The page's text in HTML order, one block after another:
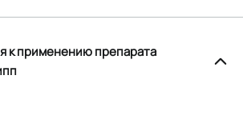
к применению препарата